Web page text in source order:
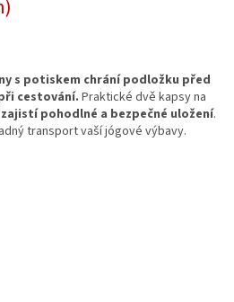
s potiskem chrání podložku před
cestování. Praktické dvě kapsy na
zajistí pohodlné a bezpečné uložení.
transport vaší jógové výbavy.